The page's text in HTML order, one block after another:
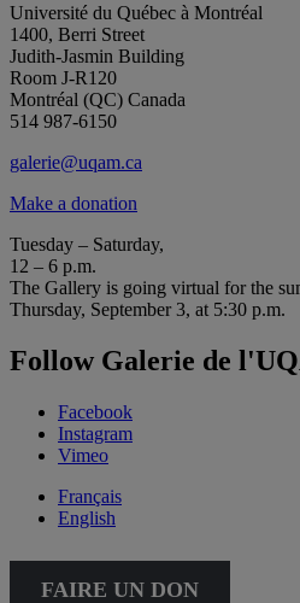
Université du Québec à Montréal
1400, Berri Street
Judith-Jasmin Building
Room J-R120
Montréal (QC) Canada
514 987-6150
galerie@uqam.ca
Make a donation
Tuesday – Saturday,
12 – 6 p.m.
The Gallery is going virtual for the
Thursday, September 3, at 5:30 p.m.
Follow Galerie de
Facebook
Instagram
Vimeo
Français
English
FAIRE UN DON